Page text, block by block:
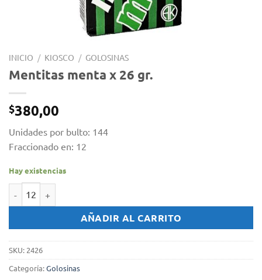
INICIO / KIOSCO / GOLOSINAS
Mentitas menta x 26 gr.
$380,00
Unidades por bulto: 144
Fraccionado en: 12
Hay existencias
Mentitas menta x 26 gr. cantidadAÑADIR AL CARRITO
SKU: 2426
Categoría:Golosinas